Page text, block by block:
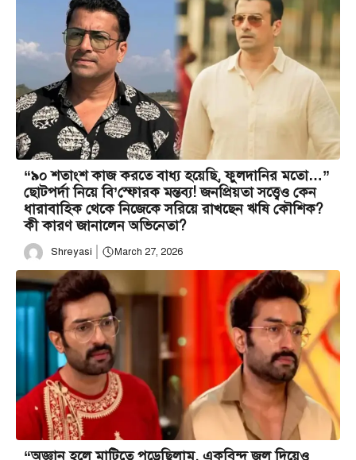
“৯০ শতাংশ কাজ করতে বাধ্য হয়েছি, ফুলদানির মতো…”
ছোটপর্দা নিয়ে বি’স্ফোরক মন্তব্য! জনপ্রিয়তা সত্ত্বেও কেন
ধারাবাহিক থেকে নিজেকে সরিয়ে রাখছেন ঋষি কৌশিক?
কী কারণ জানালেন অভিনেতা?
Shreyasi March 27, 2026
“অজ্ঞান হলে মাটিতে পড়েছিলাম, একবিন্দু জল দিয়েও